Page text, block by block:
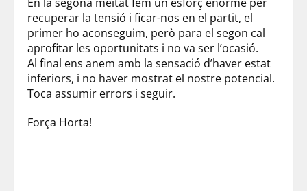
recuperar la tensió i ficar-nos en el partit, el
primer ho aconseguim, però para el segon cal
aprofitar les oportunitats i no va ser l’ocasió.
Al final ens anem amb la sensació d’haver estat
inferiors, i no haver mostrat el nostre potencial.
Toca assumir errors i seguir.
Força Horta!